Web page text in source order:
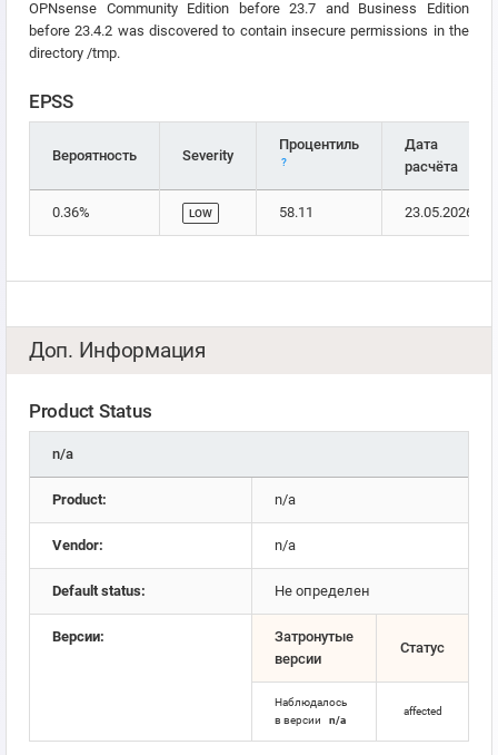
OPNsense Community Edition before 23.7 and Business Edition
before 23.4.2 was discovered to contain insecure permissions in the
directory /tmp.
EPSS
Вероятность Severity
Процентиль
?
Дата
расчёта
0.36% LOW 58.11 23.05.2026
Доп. Информация
Product Status
n/a
Product: n/a
Vendor: n/a
Default status: Не определен
Версии:
Затронутые
версии
Статус
Наблюдалось
в версии
n/a
affected